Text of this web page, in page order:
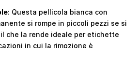
: Questa pellicola bianca con
si rompe in piccoli pezzi se si
che la rende ideale per etichette
in cui la rimozione è